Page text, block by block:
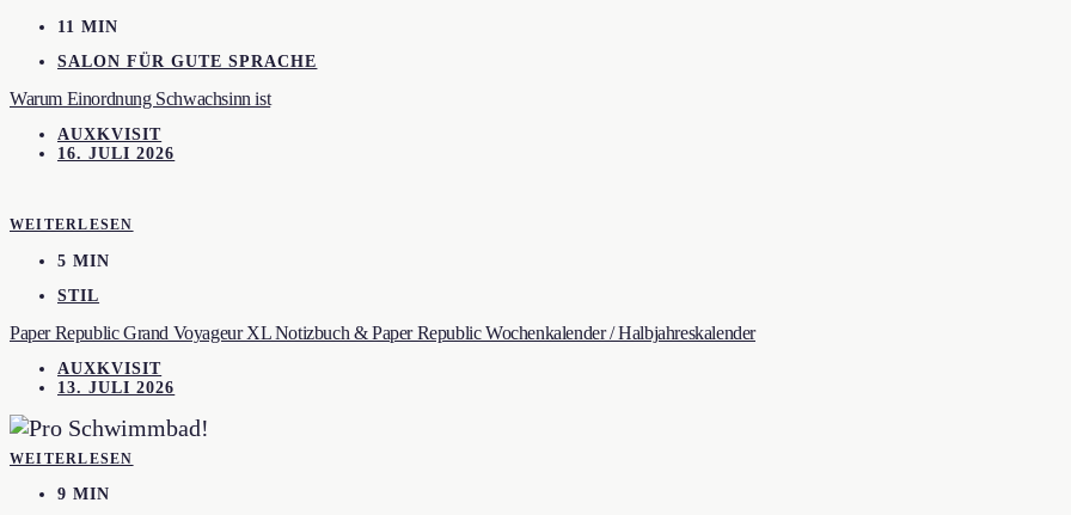
11 MIN
SALON FÜR GUTE SPRACHE
Warum Einordnung Schwachsinn ist
AUXKVISIT
16. JULI 2026
WEITERLESEN
5 MIN
STIL
Paper Republic Grand Voyageur XL Notizbuch & Paper Republic Wochenkalender / Halbjahreskalender
AUXKVISIT
13. JULI 2026
WEITERLESEN
9 MIN